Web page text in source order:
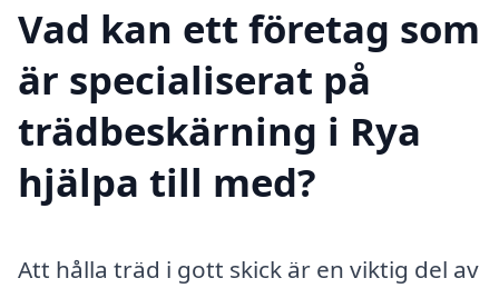
Vad kan ett företag som
är specialiserat på
trädbeskärning i Rya
hjälpa till med?
Att hålla träd i gott skick är en viktig del av